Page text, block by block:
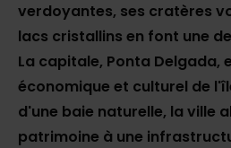
verdoyantes, ses cratères
lacs cristallins en font une
La capitale, Ponta Delgada,
économique et culturel de
d'une baie naturelle, la ville
patrimoine à une